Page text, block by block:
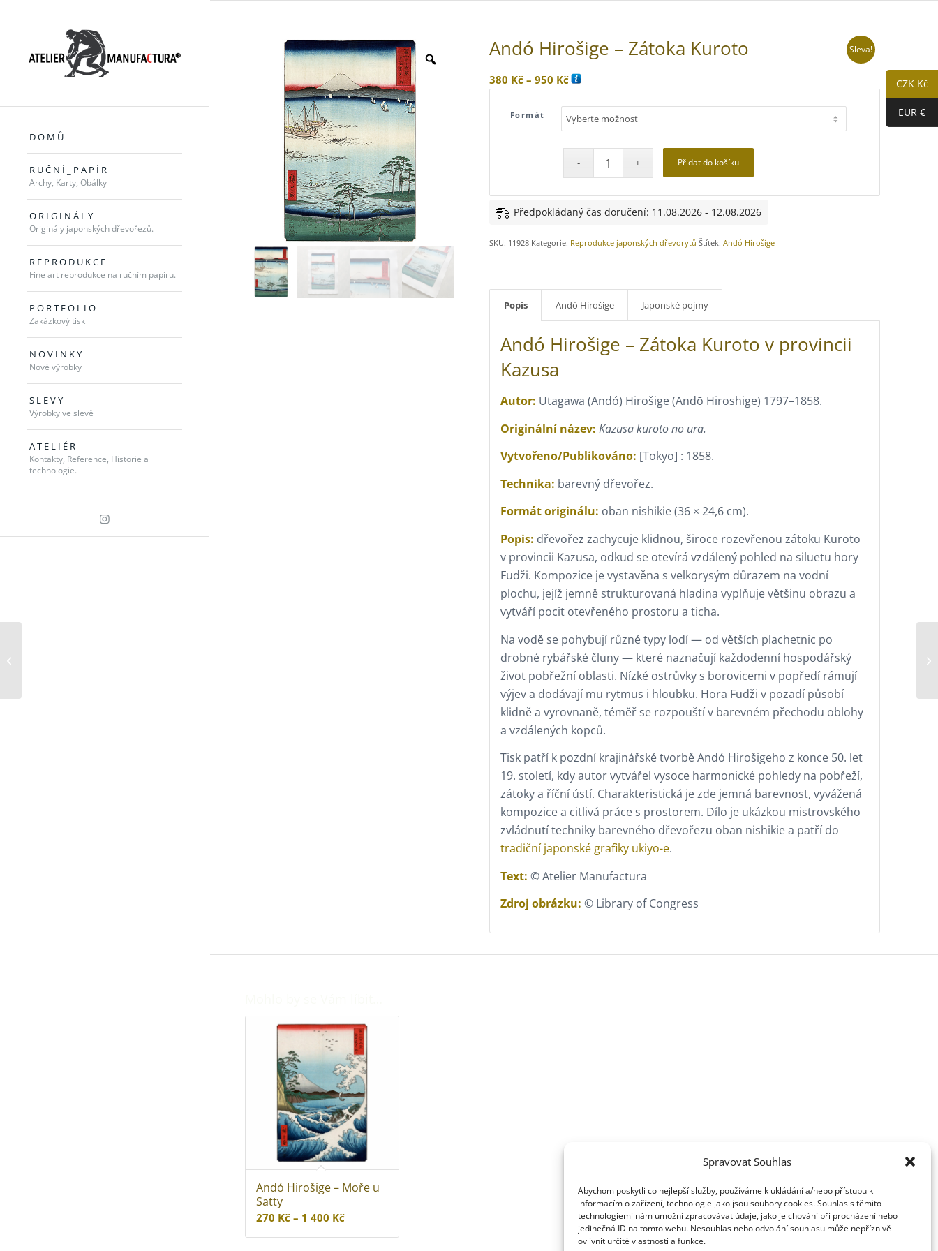
Spravovat Souhlas
Abychom poskytli co nejlepší služby, používáme k ukládání a/nebo přístupu k
informacím o zařízení, technologie jako jsou soubory cookies. Souhlas s těmito
technologiemi nám umožní zpracovávat údaje, jako je chování při procházení nebo
jedinečná ID na tomto webu. Nesouhlas nebo odvolání souhlasu může nepříznivě
ovlivnit určité vlastnosti a funkce.
D O M Ů
R U Č N Í _ P A P Í R
Archy, Karty, Obálky
O R I G I N Á L Y
Originály japonských dřevořezů.
R E P R O D U K C E
Fine art reprodukce na ručním papíru.
P O R T F O L I O
Zakázkový tisk
N O V I N K Y
Nové výrobky
S L E V Y
Výrobky ve slevě
A T E L I É R
Kontakty, Reference, Historie a
technologie.
Sleva!
Andó Hirošige – Zátoka Kuroto
380 Kč – 950 KčRozpětí
380 Kč
až
950 Kč
Formát
Přidat do košíku
Předpokládaný čas doručení: 11.08.2026 - 12.08.2026
SKU: 11928 Kategorie: Reprodukce japonských dřevorytů Štítek:Andó Hirošige
Popis Andó Hirošige Japonské pojmy
Andó Hirošige – Zátoka Kuroto v provincii
Kazusa
Autor: Utagawa (Andó) Hirošige (Andō Hiroshige) 1797–1858.
Originální název: Kazusa kuroto no ura.
Vytvořeno/Publikováno: [Tokyo] : 1858.
Technika: barevný dřevořez.
Formát originálu: oban nishikie (36 × 24,6 cm).
Popis: dřevořez zachycuje klidnou, široce rozevřenou zátoku Kuroto
v provincii Kazusa, odkud se otevírá vzdálený pohled na siluetu hory
Fudži. Kompozice je vystavěna s velkorysým důrazem na vodní
plochu, jejíž jemně strukturovaná hladina vyplňuje většinu obrazu a
vytváří pocit otevřeného prostoru a ticha.
Na vodě se pohybují různé typy lodí — od větších plachetnic po
drobné rybářské čluny — které naznačují každodenní hospodářský
život pobřežní oblasti. Nízké ostrůvky s borovicemi v popředí rámují
výjev a dodávají mu rytmus i hloubku. Hora Fudži v pozadí působí
klidně a vyrovnaně, téměř se rozpouští v barevném přechodu oblohy
a vzdálených kopců.
Tisk patří k pozdní krajinářské tvorbě Andó Hirošigeho z konce 50. let
19. století, kdy autor vytvářel vysoce harmonické pohledy na pobřeží,
zátoky a říční ústí. Charakteristická je zde jemná barevnost, vyvážená
kompozice a citlivá práce s prostorem. Dílo je ukázkou mistrovského
zvládnutí techniky barevného dřevořezu oban nishikie a patří do
tradiční japonské grafiky ukiyo-e.
Text: © Atelier Manufactura
Zdroj obrázku:© Library of Congress
Andó Hirošige – Moře u
Satty
270 Kč – 1 400 KčRozpětí
CZK Kč
EUR €